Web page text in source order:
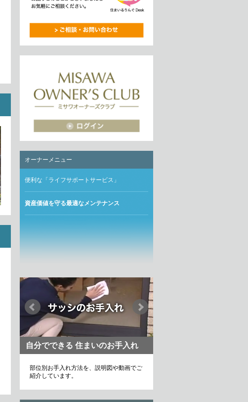
オーナーメニュー
便利な「ライフサポートサービス」
資産価値を守る最適なメンテナンス
自分でできる 住まいのお手入れ
部位別お手入れ方法を、説明図や動画でご
紹介しています。